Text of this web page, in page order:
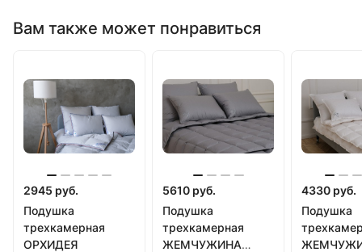
Вам также может понравиться
2945 руб.
Подушка
трехкамерная
ОРХИДЕЯ
5610 руб.
Подушка
трехкамерная
ЖЕМЧУЖИНА
4330 руб.
Подушка